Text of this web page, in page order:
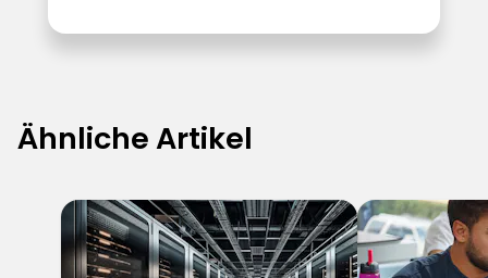
Ähnliche Artikel